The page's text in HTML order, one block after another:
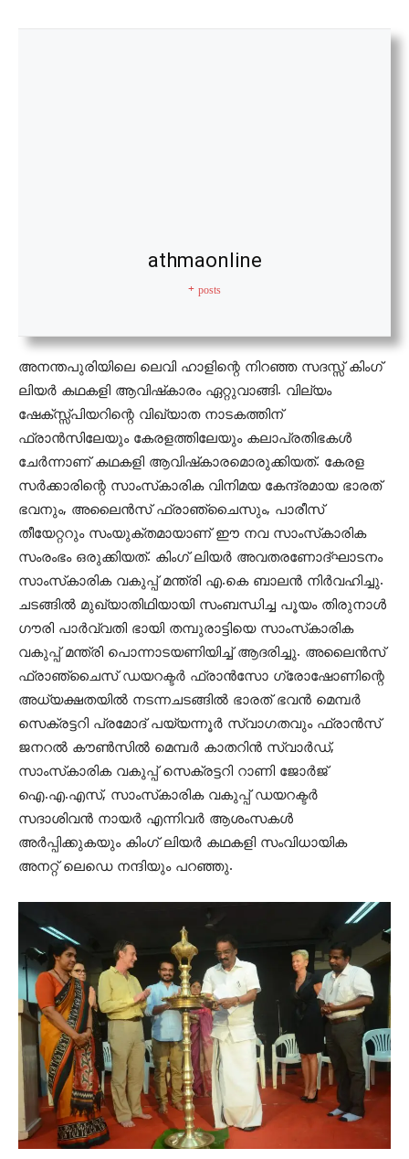
athmaonline
+ posts
അനന്തപുരിയിലെ ലെവി ഹാളിന്റെ നിറഞ്ഞ സദസ്സ് കിംഗ്
ലിയര്‍ കഥകളി ആവിഷ്‌കാരം ഏറ്റുവാങ്ങി. വില്യം
ഷേക്സ്സ്പിയറിന്റെ വിഖ്യാത നാടകത്തിന്
ഫ്രാന്‍സിലേയും കേരളത്തിലേയും കലാപ്രതിഭകള്‍
ചേര്‍ന്നാണ് കഥകളി ആവിഷ്‌കാരമൊരുക്കിയത്. കേരള
സര്‍ക്കാരിന്റെ സാംസ്‌കാരിക വിനിമയ കേന്ദ്രമായ ഭാരത്
ഭവനും, അലൈന്‍സ് ഫ്രാഞ്ചൈസും, പാരീസ്
തീയേറ്ററും സംയുക്തമായാണ് ഈ നവ സാംസ്‌കാരിക
സംരംഭം ഒരുക്കിയത്. കിംഗ് ലിയര്‍ അവതരണോദ്ഘാടനം
സാംസ്‌കാരിക വകുപ്പ് മന്ത്രി എ.കെ ബാലന്‍ നിര്‍വഹിച്ചു.
ചടങ്ങില്‍ മുഖ്യാതിഥിയായി സംബന്ധിച്ച പൂയം തിരുനാള്‍
ഗൗരി പാര്‍വ്വതി ഭായി തമ്പുരാട്ടിയെ സാംസ്‌കാരിക
വകുപ്പ് മന്ത്രി പൊന്നാടയണിയിച്ച് ആദരിച്ചു. അലൈന്‍സ്
ഫ്രാഞ്ചൈസ് ഡയറക്ടര്‍ ഫ്രാന്‍സോ ഗ്രോഷോണിന്റെ
അധ്യക്ഷതയില്‍ നടന്നചടങ്ങില്‍ ഭാരത് ഭവന്‍ മെമ്പര്‍
സെക്രട്ടറി പ്രമോദ് പയ്യന്നൂര്‍ സ്വാഗതവും ഫ്രാന്‍സ്
ജനറല്‍ കൗണ്‍സില്‍ മെമ്പര്‍ കാതറിന്‍ സ്വാര്‍ഡ്,
സാംസ്‌കാരിക വകുപ്പ് സെക്രട്ടറി റാണി ജോര്‍ജ്
ഐ.എ.എസ്, സാംസ്‌കാരിക വകുപ്പ് ഡയറക്ടര്‍
സദാശിവന്‍ നായര്‍ എന്നിവര്‍ ആശംസകള്‍
അര്‍പ്പിക്കുകയും കിംഗ് ലിയര്‍ കഥകളി സംവിധായിക
അനറ്റ് ലെഡെ നന്ദിയും പറഞ്ഞു.